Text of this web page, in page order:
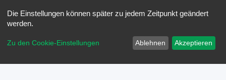
Die Einstellungen können später zu jedem Zeitpunkt geändert
werden.
Zu den Cookie-Einstellungen Ablehnen Akzeptieren